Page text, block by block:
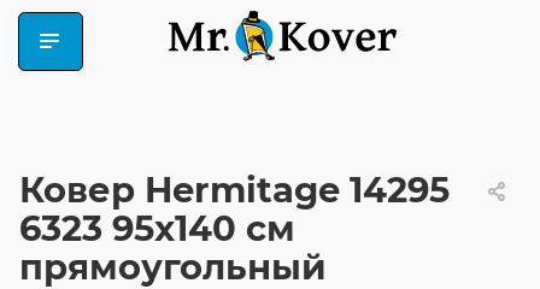
Ковер Hermitage 14295
6323 95x140 см
прямоугольный